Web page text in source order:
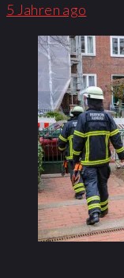
5 Jahren ago